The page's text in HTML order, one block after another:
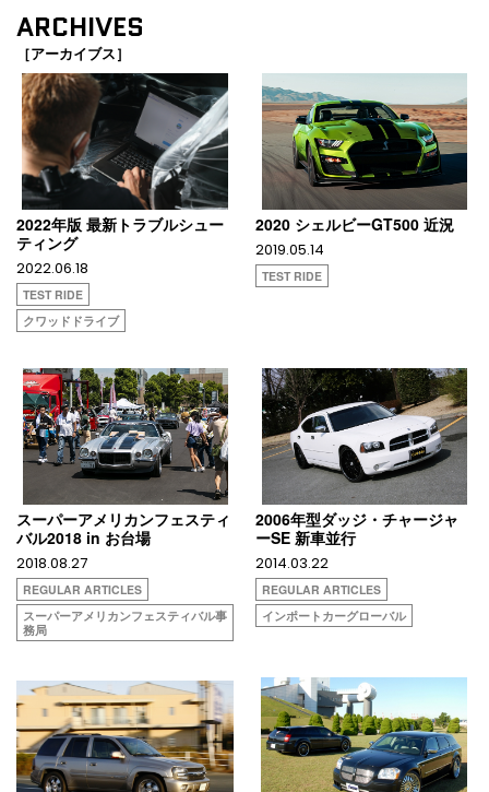
ARCHIVES
［アーカイブス］
2022年版 最新トラブルシュー
ティング
2022.06.18
TEST RIDE
クワッドドライブ
2020 シェルビーGT500 近況
2019.05.14
TEST RIDE
スーパーアメリカンフェスティ
バル2018 in お台場
2018.08.27
REGULAR ARTICLES
スーパーアメリカンフェスティバル事
務局
2006年型ダッジ・チャージャ
ーSE 新車並行
2014.03.22
REGULAR ARTICLES
インポートカーグローバル